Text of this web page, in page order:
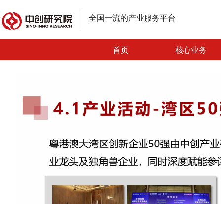
全国一流的产业服务平台
首页 核心业务